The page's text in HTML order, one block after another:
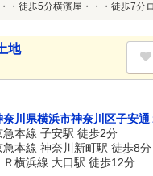
・徒歩5分横濱屋・・・徒歩7分
地
奈川県横浜市神奈川区子安通
急本線 子安駅 徒歩2分
急本線 神奈川新町駅 徒歩8分
Ｒ横浜線 大口駅 徒歩12分